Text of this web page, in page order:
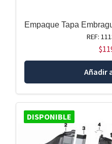
Empaque Tapa
REF:
$
Añadir
DISPONIBLE